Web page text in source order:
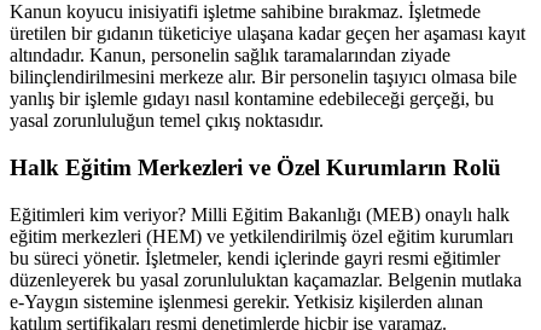
Kanun koyucu inisiyatifi işletme sahibine bırakmaz. İşletmede
üretilen bir gıdanın tüketiciye ulaşana kadar geçen her aşaması kayıt
altındadır. Kanun, personelin sağlık taramalarından ziyade
bilinçlendirilmesini merkeze alır. Bir personelin taşıyıcı olmasa bile
yanlış bir işlemle gıdayı nasıl kontamine edebileceği gerçeği, bu
yasal zorunluluğun temel çıkış noktasıdır.
Halk Eğitim Merkezleri ve Özel Kurumların Rolü
Eğitimleri kim veriyor? Milli Eğitim Bakanlığı (MEB) onaylı halk
eğitim merkezleri (HEM) ve yetkilendirilmiş özel eğitim kurumları
bu süreci yönetir. İşletmeler, kendi içlerinde gayri resmi eğitimler
düzenleyerek bu yasal zorunluluktan kaçamazlar. Belgenin mutlaka
e-Yaygın sistemine işlenmesi gerekir. Yetkisiz kişilerden alınan
katılım sertifikaları resmi denetimlerde hiçbir işe yaramaz.